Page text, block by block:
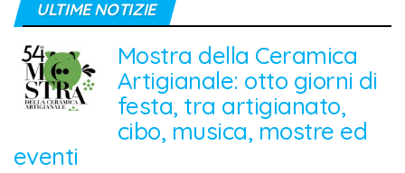
ULTIME NOTIZIE
Mostra della Ceramica
Artigianale: otto giorni di
festa, tra artigianato,
cibo, musica, mostre ed
eventi